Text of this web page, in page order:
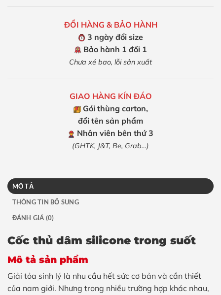
ĐỔI HÀNG & BẢO HÀNH
3 ngày đổi size
Bảo hành 1 đổi 1
Chưa xé bao, lỗi sản xuất
GIAO HÀNG KÍN ĐÁO
Gói thùng carton,
đổi tên sản phẩm
Nhân viên bên thứ 3
(GHTK, J&T, Be, Grab…)
MÔ TẢ
THÔNG TIN BỔ SUNG
ĐÁNH GIÁ (0)
Cốc thủ dâm silicone trong suốt
Mô tả sản phẩm
Giải tỏa sinh lý là nhu cầu hết sức cơ bản và cần thiết
của nam giới. Nhưng trong nhiều trường hợp khác nhau,